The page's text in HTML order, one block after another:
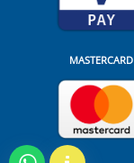
MASTERCARD